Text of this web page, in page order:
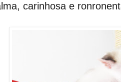
carinhosa e